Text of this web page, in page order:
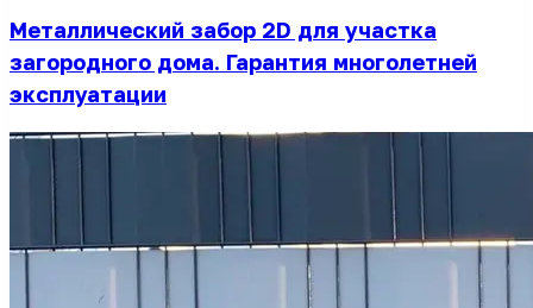
Металлический забор 2D для участка
загородного дома. Гарантия многолетней
эксплуатации